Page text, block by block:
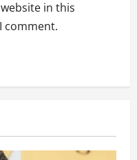
in this
comment.